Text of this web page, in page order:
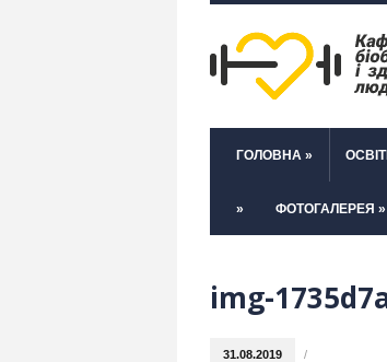
ГОЛОВНА »
» ФОТОГАЛЕРЕЯ »
img-
31.08.2019 /